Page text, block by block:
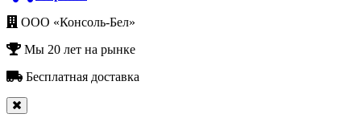
ООО «Консоль-Бел»
Мы 20 лет на рынке
Бесплатная доставка